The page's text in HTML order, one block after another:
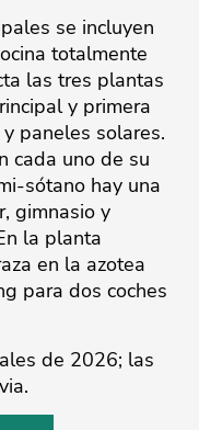
se incluyen
totalmente
las tres plantas
y primera
paneles solares.
cada uno de su
sótano hay una
gimnasio y
la planta
‌en ‌la ‌azotea
‌para ‌dos ‌coches
‌de 2026; las